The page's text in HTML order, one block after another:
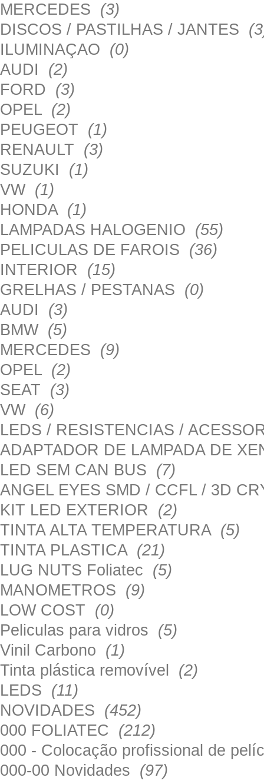
MERCEDES (3)
DISCOS / PASTILHAS / JANTES
ILUMINAÇAO (0)
AUDI (2)
FORD (3)
OPEL (2)
PEUGEOT (1)
RENAULT (3)
SUZUKI (1)
VW (1)
HONDA (1)
LAMPADAS HALOGENIO (55)
PELICULAS DE FAROIS (36)
INTERIOR (15)
GRELHAS / PESTANAS (0)
AUDI (3)
BMW (5)
MERCEDES (9)
OPEL (2)
SEAT (3)
VW (6)
LEDS / RESISTENCIAS /
ADAPTADOR DE LAMPADA DE
LED SEM CAN BUS (7)
ANGEL EYES SMD / CCFL / 3D
KIT LED EXTERIOR (2)
TINTA ALTA TEMPERATURA (5)
TINTA PLASTICA (21)
LUG NUTS Foliatec (5)
MANOMETROS (9)
LOW COST (0)
Peliculas para vidros (5)
Vinil Carbono (1)
Tinta plástica removível (2)
LEDS (11)
NOVIDADES (452)
000 FOLIATEC (212)
000 - Colocação profissional de
000-00 Novidades (97)